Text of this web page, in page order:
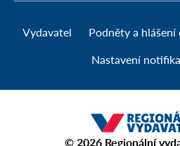
Vydavatel Podněty a hlášení
Nastavení
© 2026 Regionální